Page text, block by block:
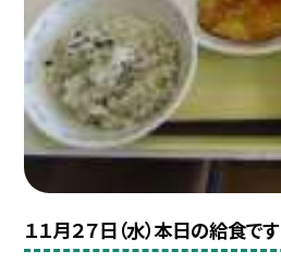
１１月２７日（水）本日の給食です